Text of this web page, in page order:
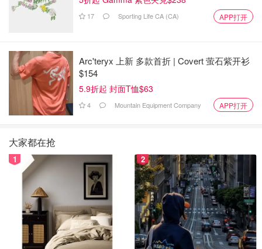
17 Sporting Life CA (CA) APP打开
Arc'teryx 上新 多款首折 | Covert 萤石紫开衫
$154
5.9折起 封面T恤$63
4 Mountain Equipment Company APP打开
大家都在抢
1 2